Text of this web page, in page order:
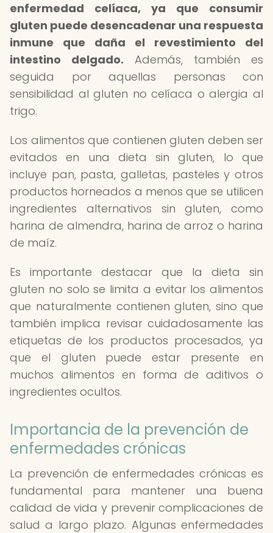
enfermedad celíaca, ya que consumir
gluten puede desencadenar una respuesta
inmune que daña el revestimiento del
intestino delgado. Además, también es
seguida por aquellas personas con
sensibilidad al gluten no celíaca o alergia al
trigo.
Los alimentos que contienen gluten deben ser
evitados en una dieta sin gluten, lo que
incluye pan, pasta, galletas, pasteles y otros
productos horneados a menos que se utilicen
ingredientes alternativos sin gluten, como
harina de almendra, harina de arroz o harina
de maíz.
Es importante destacar que la dieta sin
gluten no solo se limita a evitar los alimentos
que naturalmente contienen gluten, sino que
también implica revisar cuidadosamente las
etiquetas de los productos procesados, ya
que el gluten puede estar presente en
muchos alimentos en forma de aditivos o
ingredientes ocultos.
Importancia de la prevención de
enfermedades crónicas
La prevención de enfermedades crónicas es
fundamental para mantener una buena
calidad de vida y prevenir complicaciones de
salud a largo plazo. Algunas enfermedades